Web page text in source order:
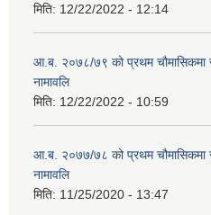
मिति: 12/22/2022 - 12:14
आ.ब. २०७८/७९ को प्रथम चौमासिकमा
नामावलि
मिति: 12/22/2022 - 10:59
आ.ब. २०७७/७८ को प्रथम चौमासिकमा
नामावलि
मिति: 11/25/2020 - 13:47